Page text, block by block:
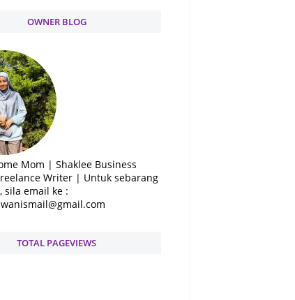
OWNER BLOG
Mom | Shaklee Business
Writer | Untuk sebarang
sila email ke :
TOTAL PAGEVIEWS